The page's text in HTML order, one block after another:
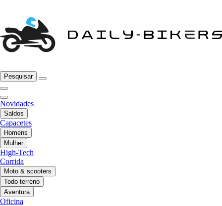
Pesquisar
Novidades
Saldos
Capacetes
Homens
Mulher
High-Tech
Corrida
Moto & scooters
Todo-terreno
Aventura
Oficina